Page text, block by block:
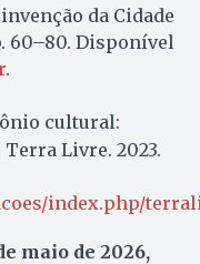
da Cidade
60–80. Disponível
.
cultural:
Livre. 2023.
index.php/
maio de 2026,